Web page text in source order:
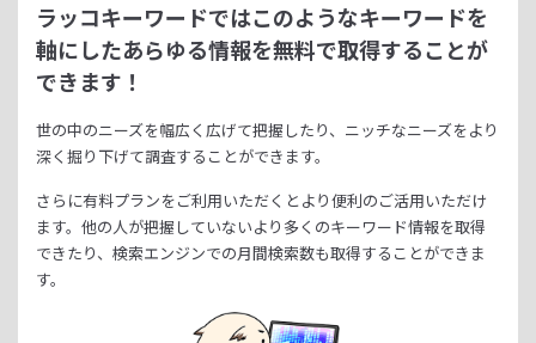
ラッコキーワードではこのようなキーワードを
軸にしたあらゆる情報を無料で取得することが
できます！
世の中のニーズを幅広く広げて把握したり、 ニッチなニーズをより
深く掘り下げて調査することができます。
さらに有料プランをご利用いただくとより便利のご活用いただけ
ます。 他の人が把握していないより多くのキーワード情報を取得
できたり、 検索エンジンでの月間検索数も取得することができま
す。